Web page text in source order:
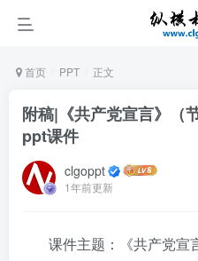
首页 PPT 正文
附稿|《共产党宣言》（
ppt课件
clgoppt
1年前更新
课件主题：《共产党宣